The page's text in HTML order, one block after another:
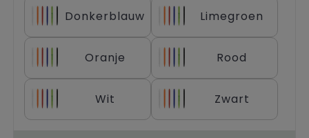
TrolleysDonkerblauw Limegroen
Oranje Rood
Wit Zwart